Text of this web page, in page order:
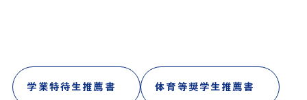
学業特待生推薦書 体育等奨学生推薦書